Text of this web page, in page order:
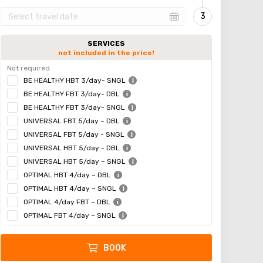
SERVICES
not included in the price!
Not required
BE HEALTHY HBT 3/day- SNGL
BE HEALTHY FBT 3/day- DBL
BE HEALTHY FBT 3/day- SNGL
UNIVERSAL FBT 5/day – DBL
UNIVERSAL FBT 5/day - SNGL
UNIVERSAL HBT 5/day - DBL
UNIVERSAL HBT 5/day – SNGL
OPTIMAL HBT 4/day – DBL
OPTIMAL HBT 4/day – SNGL
OPTIMAL 4/day FBT – DBL
OPTIMAL FBT 4/day – SNGL
BOOK